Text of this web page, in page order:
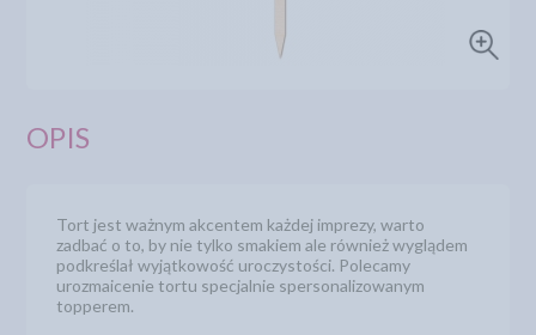
OPIS
Tort jest ważnym akcentem każdej imprezy, warto
zadbać o to, by nie tylko smakiem ale również wyglądem
podkreślał wyjątkowość uroczystości. Polecamy
urozmaicenie tortu specjalnie spersonalizowanym
topperem.